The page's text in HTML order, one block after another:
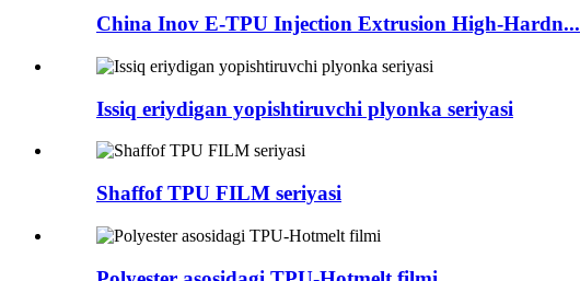
China Inov E-TPU Injection Extrusion High-Hardn...
Issiq eriydigan yopishtiruvchi plyonka seriyasi
Shaffof TPU FILM seriyasi